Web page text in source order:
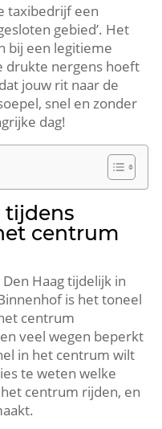
taxibedrijf een
gebied’. Het
bij een legitieme
drukte nergens hoeft
jouw rit naar de
snel en zonder
dag!
tijdens
centrum
Haag tijdelijk in
is het toneel
centrum
veel wegen beperkt
in het centrum wilt
te weten welke
het centrum rijden, en